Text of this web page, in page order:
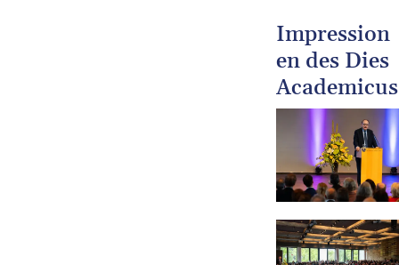
Impression
en des Dies
Academicus